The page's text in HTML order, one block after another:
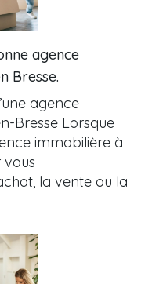
agence
Bresse.
agence
Bresse Lorsque
immobilière à
vous
la vente ou la